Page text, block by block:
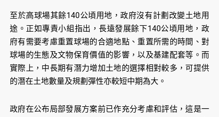
至於高球場其餘140公頃用地，政府沒有計劃改變土地用
途。正如專責小組指出，長遠發展餘下140公頃用地，政
府有需要考慮重置球場的合適地點、重置所需的時間、對
球場的生態及文物保育價值的影響，以及基建配套等。而
實際上，中長期有潛力增加土地的選擇相對較多，可提供
的潛在土地數量及規劃彈性亦較短中期為大。
政府在公布局部發展方案前已作充分考慮和評估，這是一